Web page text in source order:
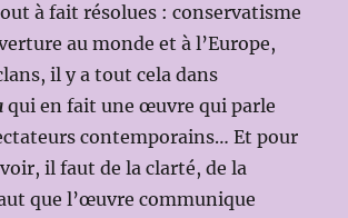
à fait résolues : conservatisme
au monde et à l’Europe,
il y a tout cela dans
qui en fait une œuvre qui parle
contemporains… Et pour
il faut de la clarté, de la
que l’œuvre communique